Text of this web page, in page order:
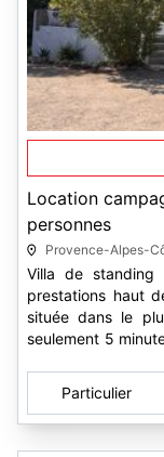
Location
personnes
Provence-Alpes-
Villa de standing
prestations haut de gamme
située dans le plus beau quartier de Sainte-Anastasie, à
seulement 5 minutes du centre-ville, dans un environnement
Particulier